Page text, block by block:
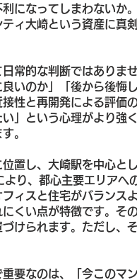
になってしまわないか
ィ大崎という資産に
常的な判断ではあり
いのか」「後から後
性と再開発による評
」という心理がより
。
置し、大崎駅を中心
り、都心主要エリア
ィスと住宅がバランス
くい点が特徴です。
けられます。ただし
要なのは、「今この